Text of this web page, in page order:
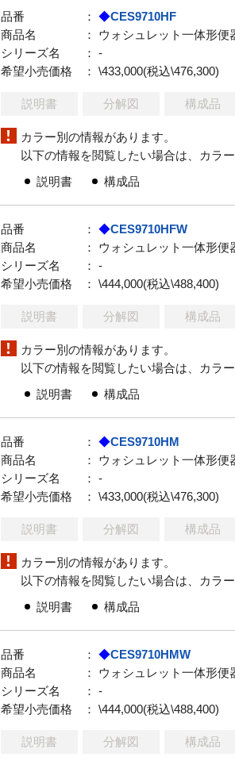
品番 ： ◆CES9710HF
商品名
： ウォシュレット一体形便
シリーズ名
： -
希望小売価格
： \433,000(税込\476,300)
説明書 分解図 構成品
カラー別の情報があります。
以下の情報を閲覧したい場合は、カラ
説明書
構成品
品番 ： ◆CES9710HFW
商品名
： ウォシュレット一体形便
シリーズ名
： -
希望小売価格
： \444,000(税込\488,400)
説明書 分解図 構成品
カラー別の情報があります。
以下の情報を閲覧したい場合は、カラ
説明書
構成品
品番 ： ◆CES9710HM
商品名
： ウォシュレット一体形便
シリーズ名
： -
希望小売価格
： \433,000(税込\476,300)
説明書 分解図 構成品
カラー別の情報があります。
以下の情報を閲覧したい場合は、カラ
説明書
構成品
品番 ： ◆CES9710HMW
商品名
： ウォシュレット一体形便
シリーズ名
： -
希望小売価格
： \444,000(税込\488,400)
説明書 分解図 構成品